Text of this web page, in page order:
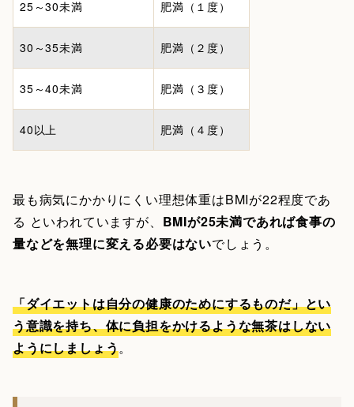
25～30未満 肥満（１度）
30～35未満 肥満（２度）
35～40未満 肥満（３度）
40以上 肥満（４度）
最も病気にかかりにくい理想体重はBMIが22程度であ
る といわれていますが、 BMIが25未満であれば食事の
量などを無理に変える必要はないでしょう。
「ダイエットは自分の健康のためにするものだ」とい
う意識を持ち、体に負担をかけるような無茶はしない
ようにしましょう。